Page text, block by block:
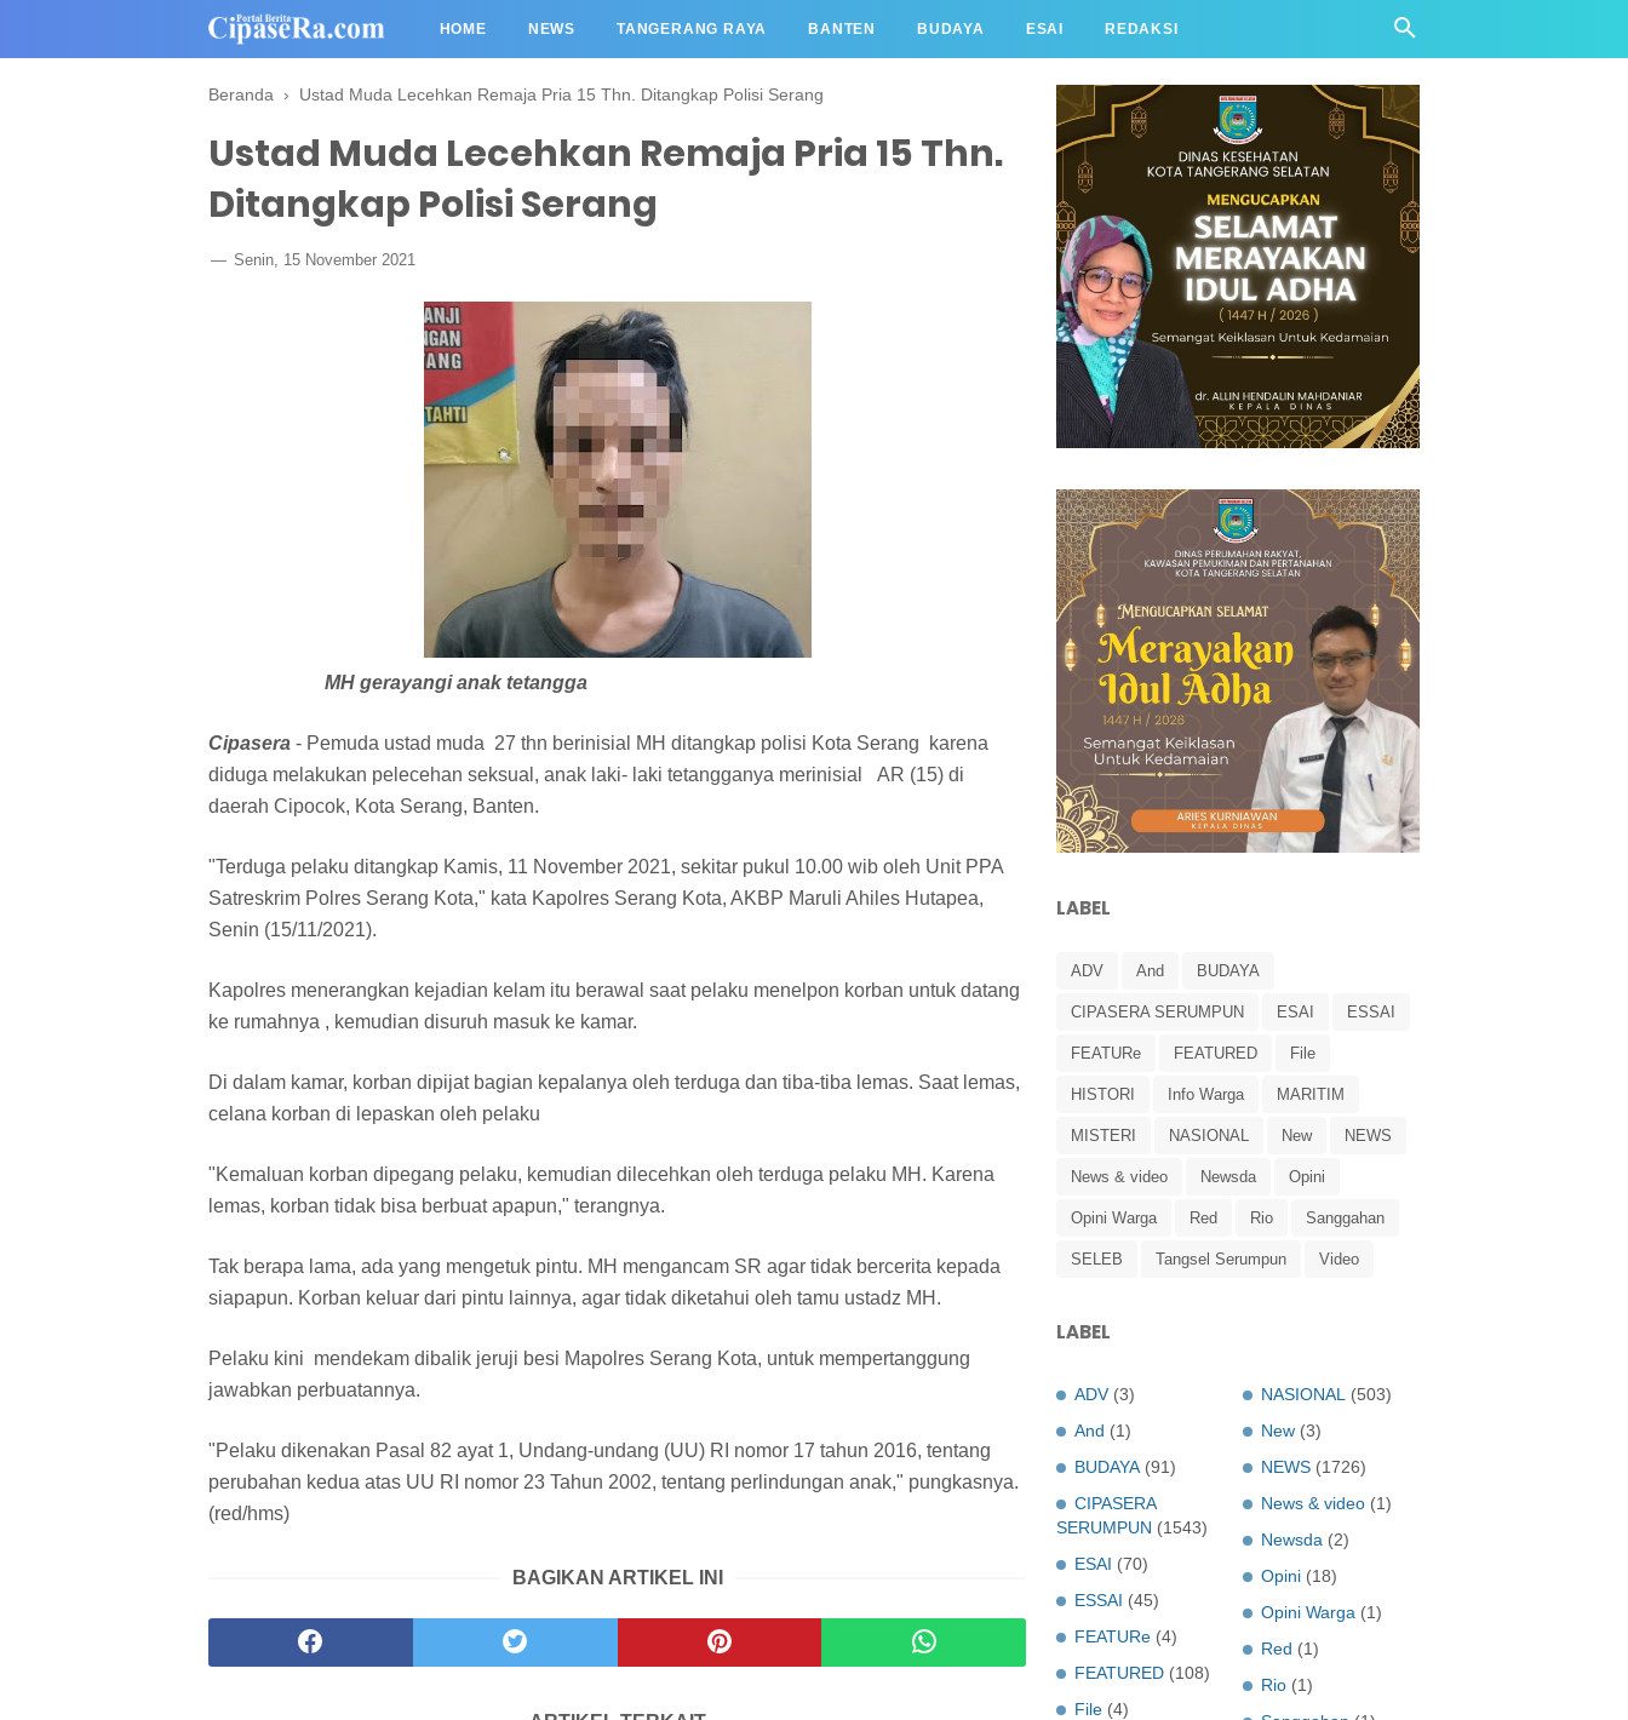
HOME NEWS TANGERANG RAYA BANTEN BUDAYA ESAI REDAKSI
Beranda › Ustad Muda Lecehkan Remaja Pria 15 Thn. Ditangkap Polisi Serang
Ustad Muda Lecehkan Remaja Pria 15 Thn.
Ditangkap Polisi Serang
Senin, 15 November 2021
MH gerayangi anak tetangga
Cipasera - Pemuda ustad muda 27 thn berinisial MH ditangkap polisi Kota Serang karena
diduga melakukan pelecehan seksual, anak laki- laki tetangganya merinisial AR (15) di
daerah Cipocok, Kota Serang, Banten.
"Terduga pelaku ditangkap Kamis, 11 November 2021, sekitar pukul 10.00 wib oleh Unit PPA
Satreskrim Polres Serang Kota," kata Kapolres Serang Kota, AKBP Maruli Ahiles Hutapea,
Senin (15/11/2021).
Kapolres menerangkan kejadian kelam itu berawal saat pelaku menelpon korban untuk datang
ke rumahnya , kemudian disuruh masuk ke kamar.
Di dalam kamar, korban dipijat bagian kepalanya oleh terduga dan tiba-tiba lemas. Saat lemas,
celana korban di lepaskan oleh pelaku
"Kemaluan korban dipegang pelaku, kemudian dilecehkan oleh terduga pelaku MH. Karena
lemas, korban tidak bisa berbuat apapun," terangnya.
Tak berapa lama, ada yang mengetuk pintu. MH mengancam SR agar tidak bercerita kepada
siapapun. Korban keluar dari pintu lainnya, agar tidak diketahui oleh tamu ustadz MH.
Pelaku kini mendekam dibalik jeruji besi Mapolres Serang Kota, untuk mempertanggung
jawabkan perbuatannya.
"Pelaku dikenakan Pasal 82 ayat 1, Undang-undang (UU) RI nomor 17 tahun 2016, tentang
perubahan kedua atas UU RI nomor 23 Tahun 2002, tentang perlindungan anak," pungkasnya.
(red/hms)
BAGIKAN ARTIKEL INI
LABEL
ADV And BUDAYA
CIPASERA SERUMPUN ESAI ESSAI
FEATURe FEATURED File
HISTORI Info Warga MARITIM
MISTERI NASIONAL New NEWS
News & video Newsda Opini
Opini Warga Red Rio Sanggahan
SELEB Tangsel Serumpun Video
LABEL
ADV (3)
And (1)
BUDAYA (91)
CIPASERA
SERUMPUN (1543)
ESAI (70)
ESSAI (45)
FEATURe (4)
FEATURED (108)
File (4)
NASIONAL
(503)
New (3)
NEWS (1726)
News & video (1)
Newsda (2)
Opini (18)
Opini Warga (1)
Red (1)
Rio (1)